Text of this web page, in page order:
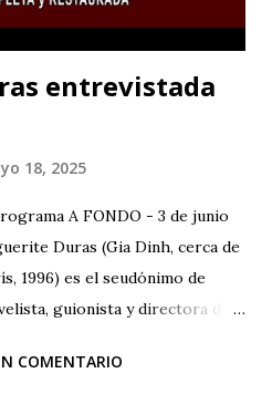
entrevistada
18, 2025
A FONDO - 3 de junio
Duras (Gia Dinh, cerca de
1996) es el seudónimo de
guionista y directora de
políticas. En 1943 publicó
COMENTARIO